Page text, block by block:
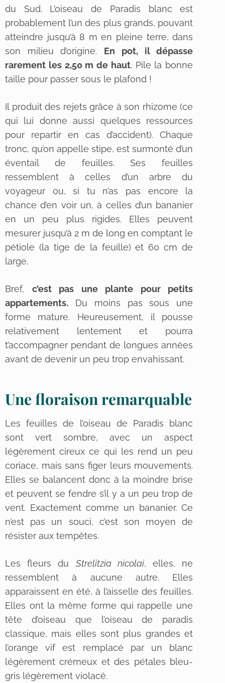
du Sud. L’oiseau de Paradis blanc est
probablement l’un des plus grands, pouvant
atteindre jusqu’à 8 m en pleine terre, dans
son milieu d’origine. En pot, il dépasse
rarement les 2,50 m de haut. Pile la bonne
taille pour passer sous le plafond !
Il produit des rejets grâce à son rhizome (ce
qui lui donne aussi quelques ressources
pour repartir en cas d’accident). Chaque
tronc, qu’on appelle stipe, est surmonté d’un
éventail de feuilles. Ses feuilles
ressemblent à celles d’un arbre du
voyageur ou, si tu n’as pas encore la
chance d’en voir un, à celles d’un bananier
en un peu plus rigides. Elles peuvent
mesurer jusqu’à 2 m de long en comptant le
pétiole (la tige de la feuille) et 60 cm de
large.
Bref, c’est pas une plante pour petits
appartements. Du moins pas sous une
forme mature. Heureusement, il pousse
relativement lentement et pourra
t’accompagner pendant de longues années
avant de devenir un peu trop envahissant.
Une floraison remarquable
Les feuilles de l’oiseau de Paradis blanc
sont vert sombre, avec un aspect
légèrement cireux ce qui les rend un peu
coriace, mais sans figer leurs mouvements.
Elles se balancent donc à la moindre brise
et peuvent se fendre s’il y a un peu trop de
vent. Exactement comme un bananier. Ce
n’est pas un souci, c’est son moyen de
résister aux tempêtes.
Les fleurs du Strelitzia nicolai, elles, ne
ressemblent à aucune autre. Elles
apparaissent en été, à l’aisselle des feuilles.
Elles ont la même forme qui rappelle une
tête d’oiseau que l’oiseau de paradis
classique, mais elles sont plus grandes et
l’orange vif est remplacé par un blanc
légèrement crémeux et des pétales bleu-
gris légèrement violacé.